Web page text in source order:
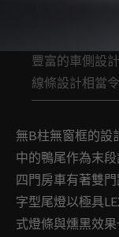
豐富的車側設
線條設計相當
無B柱無窗框的設
中的鴨尾作為末
四門房車有著雙
字型尾燈以極具
式燈條與燻黑效